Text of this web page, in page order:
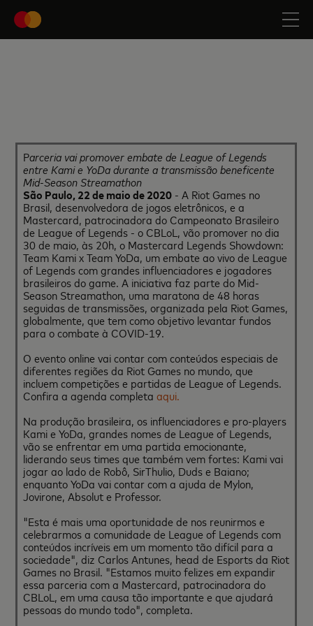
Parceria vai promover embate de League of Legends
entre Kami e YoDa durante a transmissão beneficente
Mid-Season Streamathon
São Paulo, 22 de maio de 2020 - A Riot Games no
Brasil, desenvolvedora de jogos eletrônicos, e a
Mastercard, patrocinadora do Campeonato Brasileiro
de League of Legends - o CBLoL, vão promover no dia
30 de maio, às 20h, o Mastercard Legends Showdown:
Team Kami x Team YoDa, um embate ao vivo de League
of Legends com grandes influenciadores e jogadores
brasileiros do game. A iniciativa faz parte do Mid-
Season Streamathon, uma maratona de 48 horas
seguidas de transmissões, organizada pela Riot Games,
globalmente, que tem como objetivo levantar fundos
para o combate à COVID-19.
O evento online vai contar com conteúdos especiais de
diferentes regiões da Riot Games no mundo, que
incluem competições e partidas de League of Legends.
Confira a agenda completaaqui.
Na produção brasileira, os influenciadores e pro-players
Kami e YoDa, grandes nomes de League of Legends,
vão se enfrentar em uma partida emocionante,
liderando seus times que também vem fortes: Kami vai
jogar ao lado de Robô, SirThulio, Duds e Baiano;
enquanto YoDa vai contar com a ajuda de Mylon,
Jovirone, Absolut e Professor.
"Esta é mais uma oportunidade de nos reunirmos e
celebrarmos a comunidade de League of Legends com
conteúdos incríveis em um momento tão difícil para a
sociedade", diz Carlos Antunes, head de Esports da Riot
Games no Brasil. "Estamos muito felizes em expandir
essa parceria com a Mastercard, patrocinadora do
CBLoL, em uma causa tão importante e que ajudará
pessoas do mundo todo", completa.